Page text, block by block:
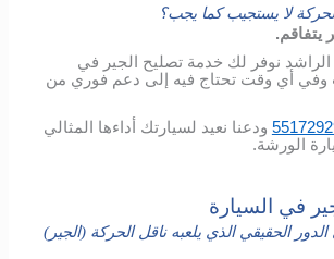
لا يستجيب كما يجب؟
يتفاقم.
نوفر لك خدمة تصليح الجير في
وفي أي وقت تحتاج فيه إلى دعم فوري من
ودعنا نعيد لسيارتك أداءها
المثالي
الورشة.
في السيارة
الحقيقي الذي يلعبه ناقل الحركة (الجير)